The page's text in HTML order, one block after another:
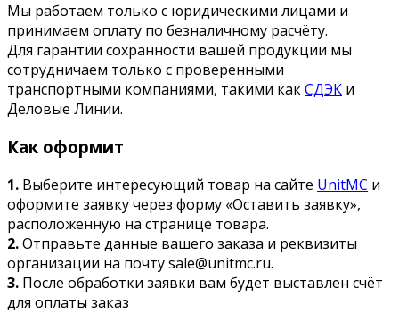
Мы работаем только с юридическими лицами и
принимаем оплату по безналичному расчёту.
Для гарантии сохранности вашей продукции мы
сотрудничаем только с проверенными
транспортными компаниями, такими какСДЭК и
Деловые Линии.
Как оформит
1. Выберите интересующий товар на сайте UnitMC и
оформите заявку через форму «Оставить заявку»,
расположенную на странице товара.
2.Отправьте данные вашего заказа и реквизиты
организации на почту sale@unitmc.ru.
3. После обработки заявки вам будет выставлен счёт
для оплаты заказ